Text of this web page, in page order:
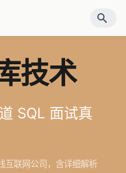
技术
SQL 面试真
互联网公司，含详细解析